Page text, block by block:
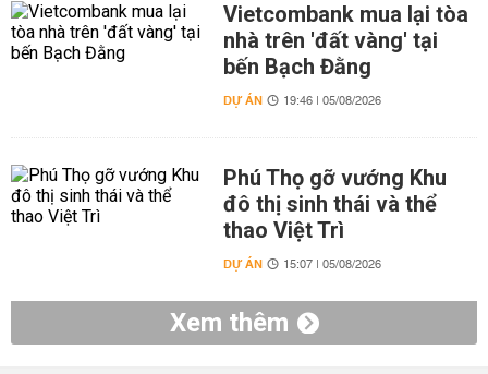
Vietcombank mua lại tòa
nhà trên 'đất vàng' tại
bến Bạch Đằng
DỰ ÁN 19:46 | 05/08/2026
Phú Thọ gỡ vướng Khu
đô thị sinh thái và thể
thao Việt Trì
DỰ ÁN 15:07 | 05/08/2026
Xem thêm